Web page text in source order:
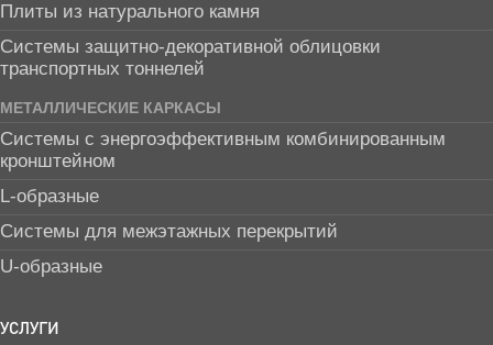
Плиты из натурального камня
Системы защитно-декоративной облицовки
транспортных тоннелей
МЕТАЛЛИЧЕСКИЕ КАРКАСЫ
Системы с энергоэффективным комбинированным
кронштейном
L-образные
Системы для межэтажных перекрытий
U-образные
УСЛУГИ